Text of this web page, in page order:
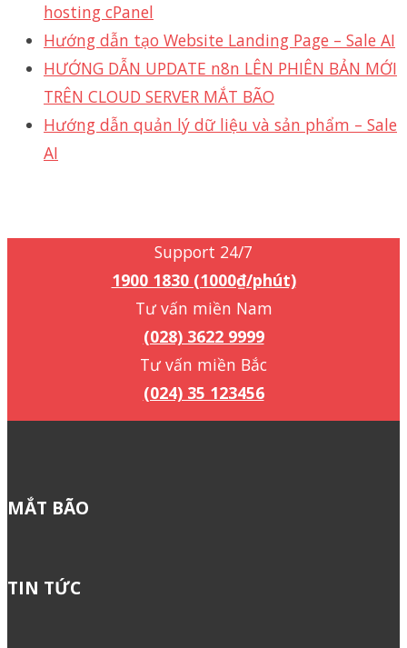
hosting cPanel
Hướng dẫn tạo Website Landing Page – Sale AI
HƯỚNG DẪN UPDATE n8n LÊN PHIÊN BẢN MỚI
TRÊN CLOUD SERVER MẮT BÃO
Hướng dẫn quản lý dữ liệu và sản phẩm – Sale
AI
Support 24/7
1900 1830 (1000₫/phút)
Tư vấn miền Nam
(028) 3622 9999
Tư vấn miền Bắc
(024) 35 123456
MẮT BÃO
TIN TỨC